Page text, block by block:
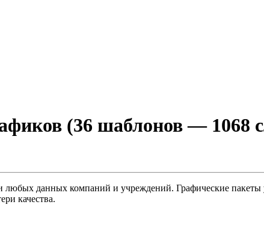
(36 шаблонов — 1068
данных компаний и учреждений. Графические
качества.